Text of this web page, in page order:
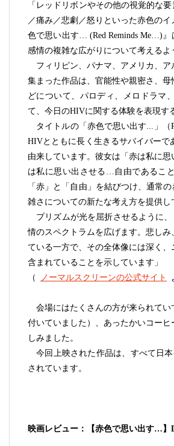
「レッドリボンやその他の視覚的な
／痛み／悲劇／怒りといった赤色の
色で思い出す… (Red Reminds Me…)
感情の複雑な広がりについて考えるよ
フィリピン、パナマ、アメリカ、ア
集まった作品は、官能性や親密さ、
どについて、パロディ、メロドラマ
て、今日のHIVに関する体験を表現す
タイトルの「赤色で思い出す...」（
HIVとともに長く生きるサバイバーで
由来しています。彼女は「赤は私に
は私に思い出させる…自由であるこ
「赤」と「自由」を結びつけ、通常
雑さについての新たな考え方を提供し
プリズムが光を屈折させるように
情のスペクトラムを広げます。悲し
ている一方で、その全体像には深く
含まれていることを示しています」
（
ノーマルスクリーンの公式サイト
会場にはたくさんの方が来られてい
付いていました）、あったかいコー
しみました。
今回上映された作品は、すべて日
されています。
映画レビュー：【赤色で思い出す…】